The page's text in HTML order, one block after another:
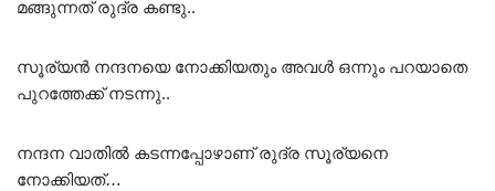
മങ്ങുന്നത് രുദ്ര കണ്ടു..
സൂര്യൻ നന്ദനയെ നോക്കിയതും അവൾ ഒന്നും പറയാതെ
പുറത്തേക്ക് നടന്നു..
നന്ദന വാതിൽ കടന്നപ്പോഴാണ് രുദ്ര സൂര്യനെ
നോക്കിയത്…